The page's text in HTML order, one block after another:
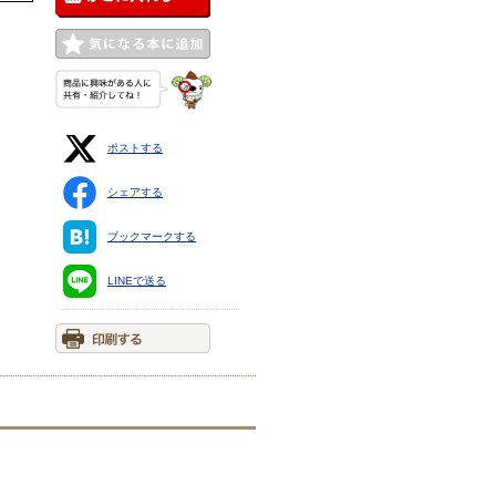
ポストする
シェアする
ブックマークする
LINEで送る